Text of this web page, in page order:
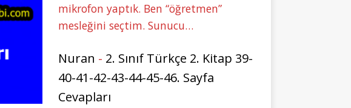
mikrofon yaptık. Ben “öğretmen”
mesleğini seçtim. Sunucu…
Nuran - 2. Sınıf Türkçe 2. Kitap 39-
40-41-42-43-44-45-46. Sayfa
Cevapları